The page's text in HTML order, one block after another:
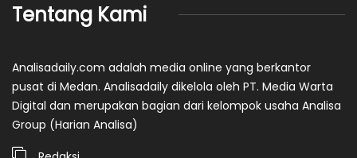
Tentang Kami
Analisadaily.com adalah media online yang berkantor
pusat di Medan. Analisadaily dikelola oleh PT. Media Warta
Digital dan merupakan bagian dari kelompok usaha Analisa
Group (Harian Analisa)